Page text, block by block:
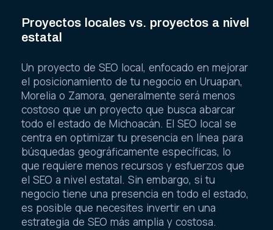
Proyectos locales vs. proyectos a nivel
estatal
Un proyecto de SEO local, enfocado en mejorar
el posicionamiento de tu negocio en Uruapan,
Morelia o Zamora, generalmente será menos
costoso que un proyecto que busca abarcar
todo el estado de Michoacán. El SEO local se
centra en optimizar tu presencia en línea para
búsquedas geográficamente específicas, lo
que requiere menos recursos y esfuerzos que
el SEO a nivel estatal. Sin embargo, si tu
negocio tiene una presencia en todo el estado,
es posible que necesites invertir en una
estrategia de SEO más amplia y costosa.